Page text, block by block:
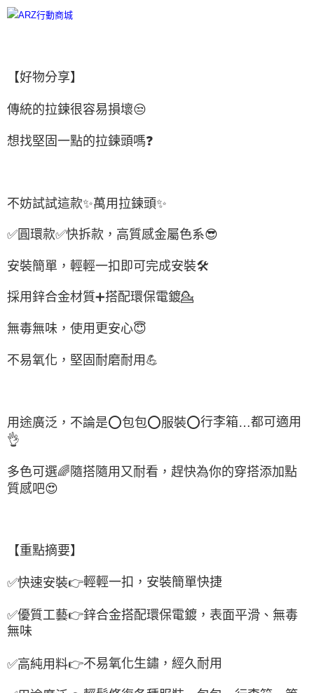
【好物分享】
傳統的拉鍊很容易損壞😒
想找堅固一點的拉鍊頭嗎❓
不妨試試這款✨萬用拉鍊頭✨
✅圓環款✅快拆款，高質感金屬色系😎
安裝簡單，輕輕一扣即可完成安裝🛠
採用鋅合金材質➕搭配環保電鍍💁
無毒無味，使用更安心😇
不易氧化，堅固耐磨耐用 💪
用途廣泛，不論是⭕包包⭕服裝⭕行李箱…都可適用
👌
多色可選🌈隨搭隨用又耐看，趕快為你的穿搭添加點
質感吧😍
【重點摘要】
✅快速安裝👉輕輕一扣，安裝簡單快捷
✅優質工藝👉鋅合金搭配環保電鍍，表面平滑、無毒
無味
✅高純用料👉不易氧化生鏽，經久耐用